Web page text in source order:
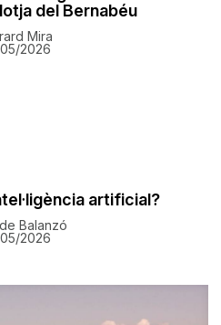
del Bernabéu
Mira
2026
artificial?
Balanzó
2026